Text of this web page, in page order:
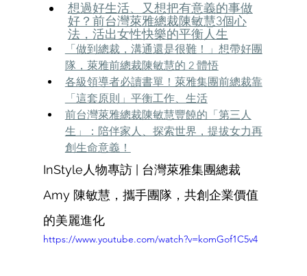
想過好生活、又想把有意義的事做
好？前台灣萊雅總裁陳敏慧3個心
法，活出女性快樂的平衡人生
「做到總裁，溝通還是很難！」想帶好團
隊，萊雅前總裁陳敏慧的 2 體悟
各級領導者必讀書單！萊雅集團前總裁靠
「這套原則」平衡工作、生活
前台灣萊雅總裁陳敏慧豐饒的「第三人
生」：陪伴家人、探索世界，提拔女力再
創生命意義！
InStyle人物專訪 | 台灣萊雅集團總裁
Amy 陳敏慧，攜手團隊，共創企業價值
的美麗進化
https://www.youtube.com/watch?v=komGof1C5v4